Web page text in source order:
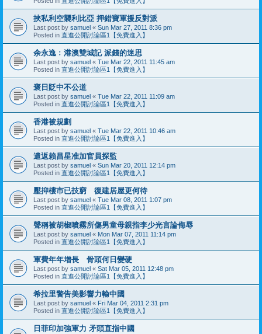
挾私利空襲利比亞 押錯寶軍援反對派
Last post by samuel « Sun Mar 27, 2011 8:36 pm
Posted in 直進公開討論區1【免費進入】
余永逸﹕港澳雙城記 派錢的迷思
Last post by samuel « Tue Mar 22, 2011 11:45 am
Posted in 直進公開討論區1【免費進入】
褒日貶中不公道
Last post by samuel « Tue Mar 22, 2011 11:09 am
Posted in 直進公開討論區1【免費進入】
香港被規劃
Last post by samuel « Tue Mar 22, 2011 10:46 am
Posted in 直進公開討論區1【免費進入】
遣返賴昌星准加官員探監
Last post by samuel « Sun Mar 20, 2011 12:14 pm
Posted in 直進公開討論區1【免費進入】
壓抑樓市已技窮 復建居屋更何待
Last post by samuel « Tue Mar 08, 2011 1:07 pm
Posted in 直進公開討論區1【免費進入】
聲稱被胡椒噴霧所傷男童母親指李少光言論侮辱
Last post by samuel « Mon Mar 07, 2011 11:14 pm
Posted in 直進公開討論區1【免費進入】
軍費年年增長 骨頭何日變硬
Last post by samuel « Sat Mar 05, 2011 12:48 pm
Posted in 直進公開討論區1【免費進入】
希拉里警告美影響力輸中國
Last post by samuel « Fri Mar 04, 2011 2:31 pm
Posted in 直進公開討論區1【免費進入】
日菲印加強軍力 矛頭直指中國